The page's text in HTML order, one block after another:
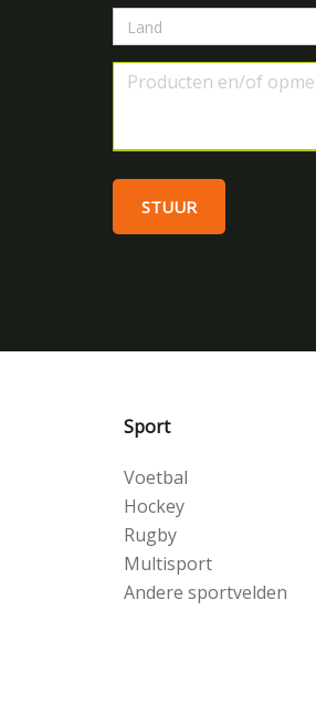
STUUR
Sport
Voetbal
Hockey
Rugby
Multisport
Andere sportvelden